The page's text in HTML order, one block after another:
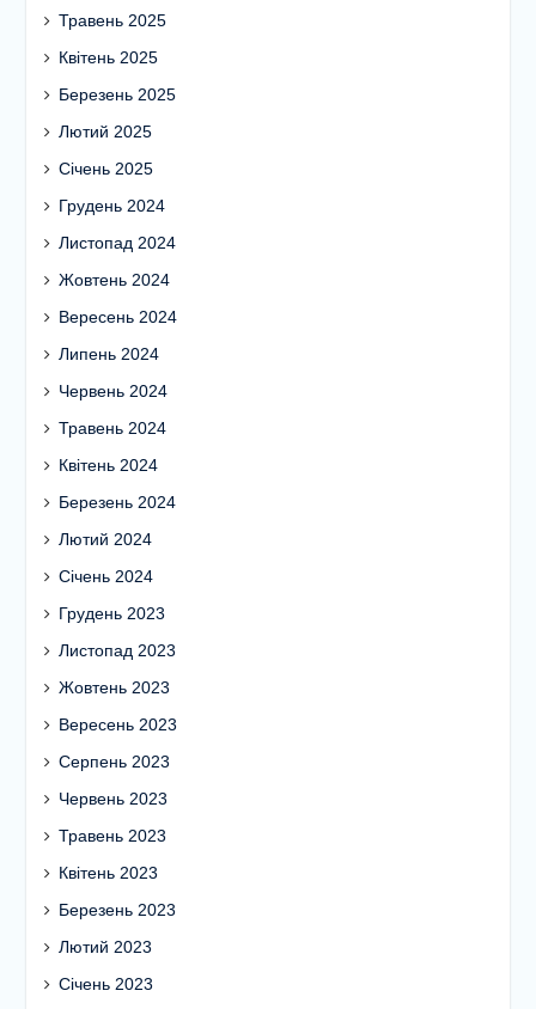
Травень 2025
Квітень 2025
Березень 2025
Лютий 2025
Січень 2025
Грудень 2024
Листопад 2024
Жовтень 2024
Вересень 2024
Липень 2024
Червень 2024
Травень 2024
Квітень 2024
Березень 2024
Лютий 2024
Січень 2024
Грудень 2023
Листопад 2023
Жовтень 2023
Вересень 2023
Серпень 2023
Червень 2023
Травень 2023
Квітень 2023
Березень 2023
Лютий 2023
Січень 2023